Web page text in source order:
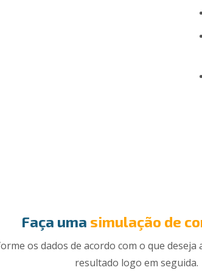
Faça uma simulação de
os dados de acordo com o que deseja
resultado logo em seguida.